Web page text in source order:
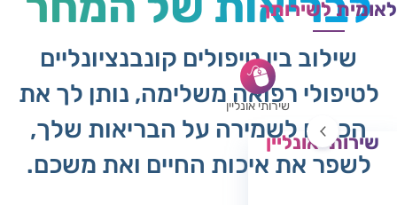
לאומית לשירותך
שירותי אונליין
שירותי אונליין
בקשת טופס 17
שילוב בין טיפולים קונבנציונליים
לטיפולי רפואה משלימה, נותן לך את
הכלים לשמירה על הבריאות שלך,
לשפר את איכות החיים ואת משכם.